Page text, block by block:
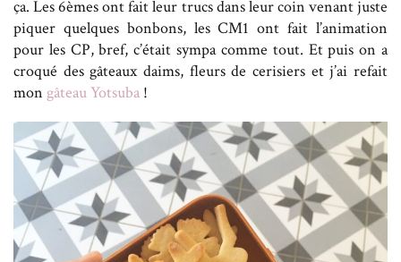
ça. Les 6èmes ont fait leur trucs dans leur coin venant juste
piquer quelques bonbons, les CM1 ont fait l’animation
pour les CP, bref, c’était sympa comme tout. Et puis on a
croqué des gâteaux daims, fleurs de cerisiers et j’ai refait
mon gâteau Yotsuba !